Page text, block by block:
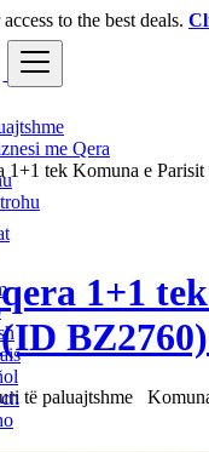
to the best deals.
me Qera
1+1 tek Komuna e
1+1
të paluajtshme